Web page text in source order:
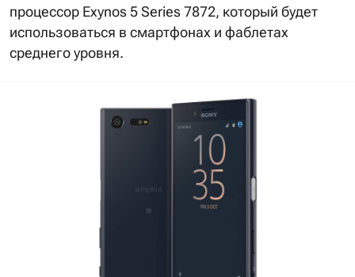
процессор Exynos 5 Series 7872, который будет
использоваться в смартфонах и фаблетах
среднего уровня.